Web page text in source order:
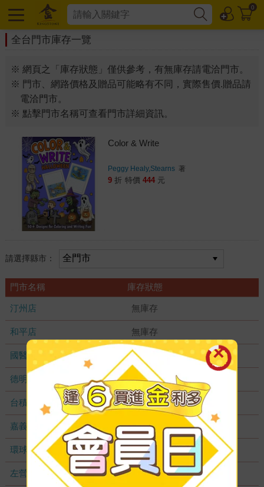
0
全台門市庫存一覽
※ 網頁之「庫存狀態」僅供參考，有無庫存請電洽門市。
※ 門市、網路價格及贈品可能略有不同，實際售價.贈品請
電洽門市。
※ 點擊門市名稱可查看門市詳細資訊。
Color & Write
Peggy Healy,Stearns 著
9 折 特價 444 元
請選擇縣市：
門市名稱 庫存狀態
汀州店 無庫存
和平店 無庫存
國醫加盟店 無庫存
德明加盟店 無庫存
台積店 無庫存
嘉義耐斯店 無庫存
環球店 無庫存
左營店 無庫存